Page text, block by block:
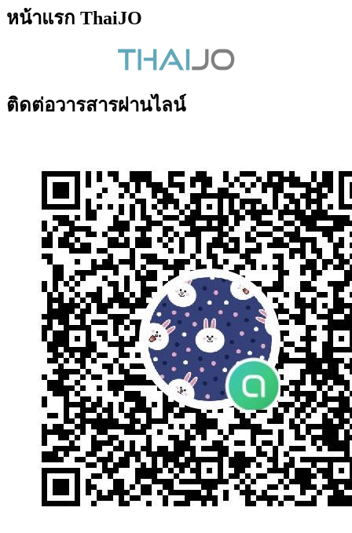
หน้าแรก ThaiJO
ติดต่อวารสารผ่านไลน์